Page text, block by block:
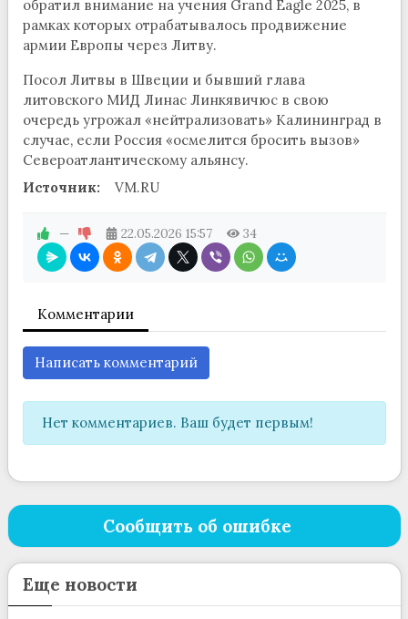
обратил внимание на учения Grand Eagle 2025, в
рамках которых отрабатывалось продвижение
армии Европы через Литву.
Посол Литвы в Швеции и бывший глава
литовского МИД Линас Линкявичюс в свою
очередь угрожал «нейтрализовать» Калининград в
случае, если Россия «осмелится бросить вызов»
Североатлантическому альянсу.
Источник:
VM.RU
— 22.05.2026 15:57 34
Комментарии
Написать комментарий
Нет комментариев. Ваш будет первым!
Сообщить об ошибке
Еще новости